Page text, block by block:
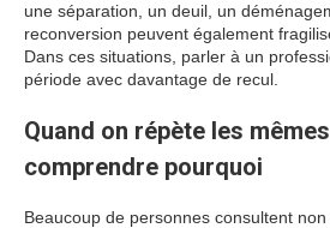
une séparation, un deuil, un
reconversion peuvent également
Dans ces situations, parler à un
période avec davantage de recul.
Quand on répète les
comprendre pourquoi
Beaucoup de personnes consultent non